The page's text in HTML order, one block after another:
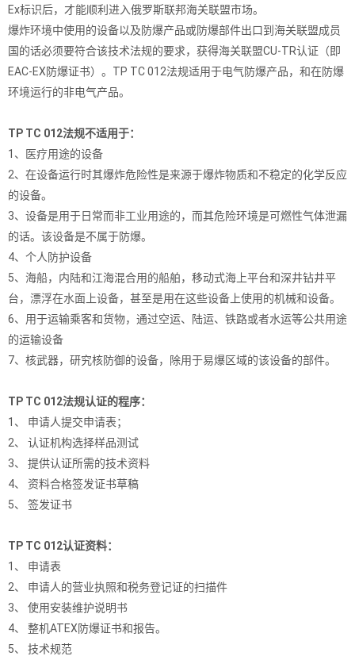
Ex标识后，才能顺利进入俄罗斯联邦海关联盟市场。
爆炸环境中使用的设备以及防爆产品或防爆部件出口到海关联盟成员
国的话必须要符合该技术法规的要求，获得海关联盟CU-TR认证（即
EAC-EX防爆证书）。TP TC 012法规适用于电气防爆产品，和在防爆
环境运行的非电气产品。
TP TC 012法规不适用于：
1、医疗用途的设备
2、在设备运行时其爆炸危险性是来源于爆炸物质和不稳定的化学反应
的设备。
3、设备是用于日常而非工业用途的，而其危险环境是可燃性气体泄漏
的话。该设备是不属于防爆。
4、个人防护设备
5、海船，内陆和江海混合用的船舶，移动式海上平台和深井钻井平
台，漂浮在水面上设备，甚至是用在这些设备上使用的机械和设备。
6、用于运输乘客和货物，通过空运、陆运、铁路或者水运等公共用途
的运输设备
7、核武器，研究核防御的设备，除用于易爆区域的该设备的部件。
TP TC 012法规认证的程序：
1、
申请人提交申请表；
2、
认证机构选择样品测试
3、
提供认证所需的技术资料
4、
资料合格签发证书草稿
5、
签发证书
TP TC 012认证资料：
1、
申请表
2、
申请人的营业执照和税务登记证的扫描件
3、
使用安装维护说明书
4、
整机ATEX防爆证书和报告。
5、
技术规范